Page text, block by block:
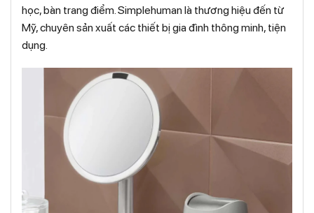
học, bàn trang điểm. Simplehuman là thương hiệu đến từ
Mỹ, chuyên sản xuất các thiết bị gia đình thông minh, tiện
dụng.